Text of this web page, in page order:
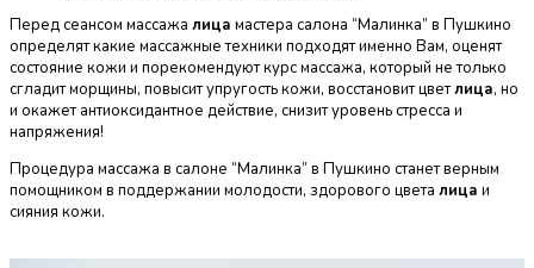
Перед сеансом массажа лица мастера салона “Малинка” в Пушкино
определят какие массажные техники подходят именно Вам, оценят
состояние кожи и порекомендуют курс массажа, который не только
сгладит морщины, повысит упругость кожи, восстановит цветлица, но
и окажет антиоксидантное действие, снизит уровень стресса и
напряжения!
Процедура массажа в салоне “Малинка” в Пушкино станет верным
помощником в поддержании молодости, здорового цвета лица и
сияния кожи.